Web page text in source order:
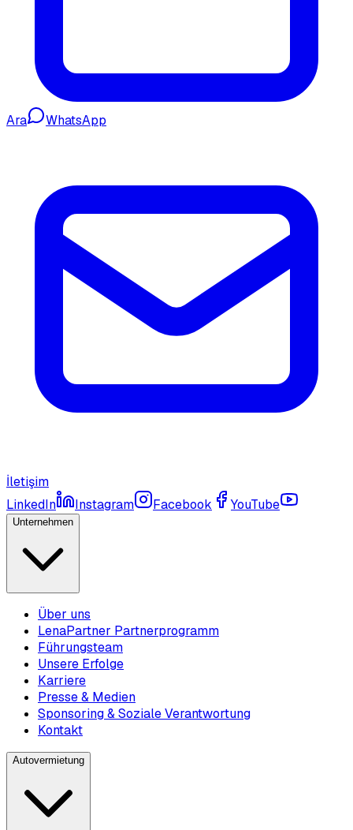
Ara WhatsApp
İletişim
LinkedIn
Instagram Facebook YouTube
Unternehmen
Über uns
LenaPartner Partnerprogramm
Führungsteam
Unsere Erfolge
Karriere
Presse & Medien
Sponsoring & Soziale Verantwortung
Kontakt
Autovermietung